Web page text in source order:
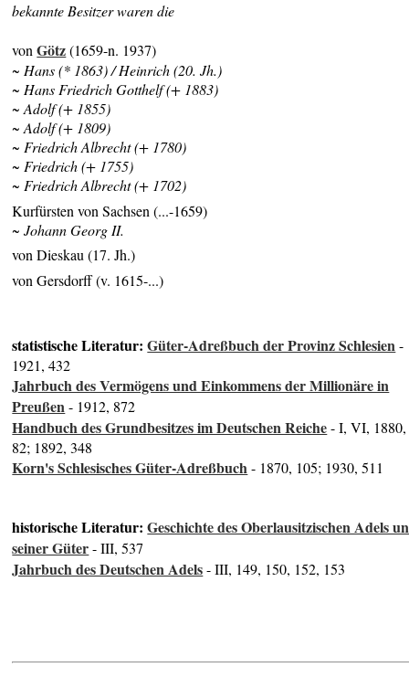
bekannte Besitzer waren die
vonGötz(1659-n. 1937)
~ Hans (* 1863) / Heinrich (20. Jh.)
~ Hans Friedrich Gotthelf (+ 1883)
~ Adolf (+ 1855)
~ Adolf (+ 1809)
~ Friedrich Albrecht (+ 1780)
~ Friedrich (+ 1755)
~ Friedrich Albrecht (+ 1702)
Kurfürsten von Sachsen (...-1659)
~ Johann Georg II.
von Dieskau (17. Jh.)
von Gersdorff (v. 1615-...)
statistische Literatur:Güter-Adreßbuch der Provinz Schlesien-
1921, 432
Jahrbuch des Vermögens und Einkommens der Millionäre in
Preußen- 1912, 872
Handbuch des Grundbesitzes im Deutschen Reiche- I, VI, 1880,
82; 1892, 348
Korn's Schlesisches Güter-Adreßbuch- 1870, 105; 1930, 511
historische Literatur:Geschichte des Oberlausitzischen Adels
seiner Güter- III, 537
Jahrbuch des Deutschen Adels- III, 149, 150, 152, 153